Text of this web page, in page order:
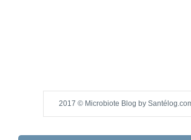
2017 © Microbiote Blog by